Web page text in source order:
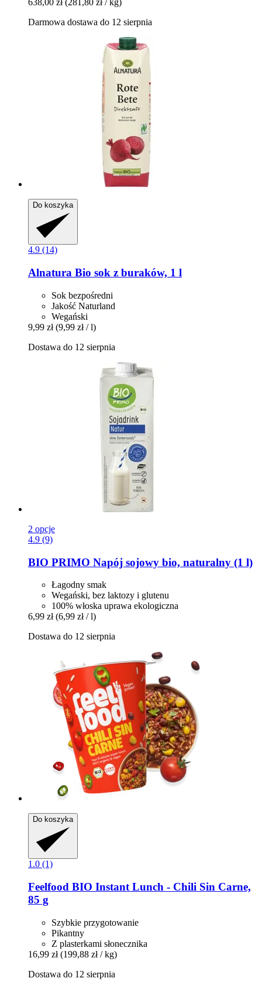
638,00 zł (281,80 zł / kg)
Darmowa dostawa do 12 sierpnia
Do koszyka
4.9 (14)
Alnatura Bio sok z buraków, 1 l
Sok bezpośredni
Jakość Naturland
Wegański
9,99 zł (9,99 zł / l)
Dostawa do 12 sierpnia
2 opcje
4.9 (9)
BIO PRIMO Napój sojowy bio, naturalny (1 l)
Łagodny smak
Wegański, bez laktozy i glutenu
100% włoska uprawa ekologiczna
6,99 zł (6,99 zł / l)
Dostawa do 12 sierpnia
Do koszyka
1.0 (1)
Feelfood BIO Instant Lunch -​ Chili Sin Carne,
85 g
Szybkie przygotowanie
Pikantny
Z plasterkami słonecznika
16,99 zł (199,88 zł / kg)
Dostawa do 12 sierpnia